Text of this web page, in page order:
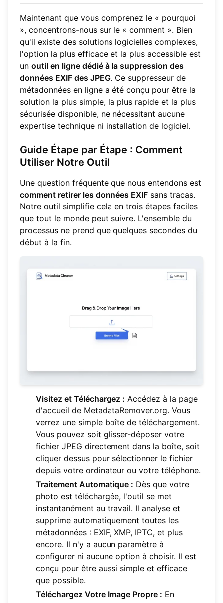
Maintenant que vous comprenez le « pourquoi
», concentrons-nous sur le « comment ». Bien
qu'il existe des solutions logicielles complexes,
l'option la plus efficace et la plus accessible est
un outil en ligne dédié à la suppression des
données EXIF des JPEG. Ce suppresseur de
métadonnées en ligne a été conçu pour être la
solution la plus simple, la plus rapide et la plus
sécurisée disponible, ne nécessitant aucune
expertise technique ni installation de logiciel.
Guide Étape par Étape : Comment
Utiliser Notre Outil
Une question fréquente que nous entendons est
comment retirer les données EXIF sans tracas.
Notre outil simplifie cela en trois étapes faciles
que tout le monde peut suivre. L'ensemble du
processus ne prend que quelques secondes du
début à la fin.
Visitez et Téléchargez : Accédez à la page
d'accueil de MetadataRemover.org. Vous
verrez une simple boîte de téléchargement.
Vous pouvez soit glisser-déposer votre
fichier JPEG directement dans la boîte, soit
cliquer dessus pour sélectionner le fichier
depuis votre ordinateur ou votre téléphone.
Traitement Automatique : Dès que votre
photo est téléchargée, l'outil se met
instantanément au travail. Il analyse et
supprime automatiquement toutes les
métadonnées : EXIF, XMP, IPTC, et plus
encore. Il n'y a aucun paramètre à
configurer ni aucune option à choisir. Il est
conçu pour être aussi simple et efficace
que possible.
Téléchargez Votre Image Propre : En